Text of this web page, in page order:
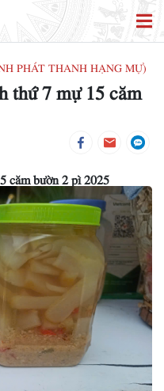
PHÁT THANH HẠNG MỰ)
thứ 7 mự 15 căm
căm bườn 2 pì 2025